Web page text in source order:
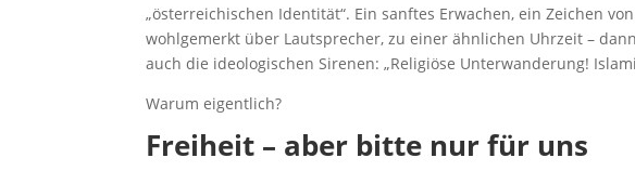
„österreichischen Identität“. Ein sanftes Erwachen, ein Zeichen
wohlgemerkt über Lautsprecher, zu einer ähnlichen Uhrzeit –
auch die ideologischen Sirenen: „Religiöse Unterwanderung!
Warum eigentlich?
Freiheit – aber bitte nur für uns